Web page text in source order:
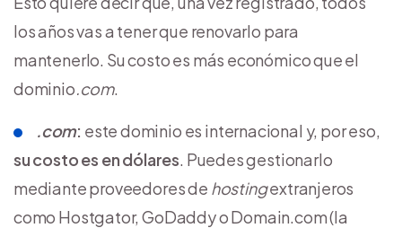
los años vas a tener que renovarlo para
mantenerlo. Su costo es más económico que el
dominio.com.
.com: este dominio es internacional y, por eso,
sucosto es en dólares. Puedes gestionarlo
mediante proveedores de hostingextranjeros
como Hostgator, GoDaddy o Domain.com (la